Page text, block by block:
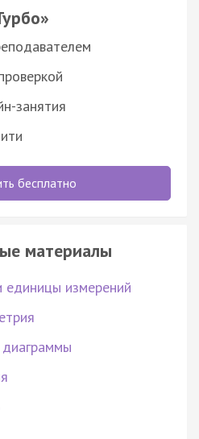
занятия
бесплатно
материалы
единицы измерений